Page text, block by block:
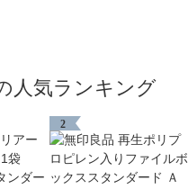
人気ランキング
2